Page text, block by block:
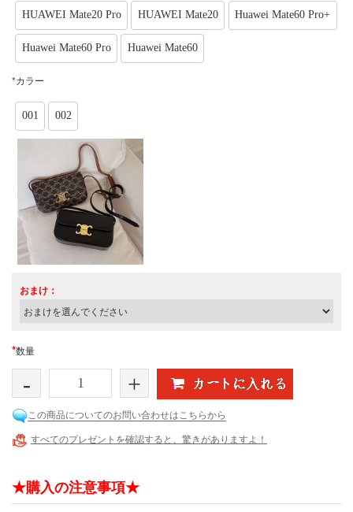
HUAWEI Mate20 Pro HUAWEI Mate20 Huawei Mate60 Pro+
Huawei Mate60 Pro Huawei Mate60
*カラー
001 002
おまけ：
*数量
- +
この商品についてのお問い合わせはこちらから
すべてのプレゼントを確認すると、驚きがありますよ！
★購入の注意事項★